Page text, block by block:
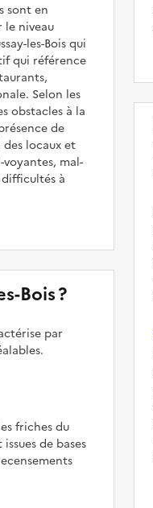
sont en
le niveau
les-Bois qui
qui référence
Selon les
obstacles à la
de
locaux et
mal-
à
Bois ?
par
friches du
de bases